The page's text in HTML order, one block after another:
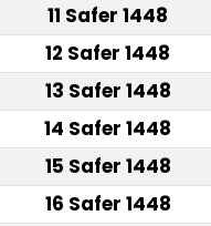
11 Safer 1448
12 Safer 1448
13 Safer 1448
14 Safer 1448
15 Safer 1448
16 Safer 1448